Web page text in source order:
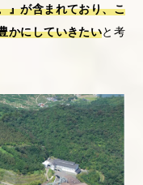
』が含まれており、こ
かにしていきたいと考